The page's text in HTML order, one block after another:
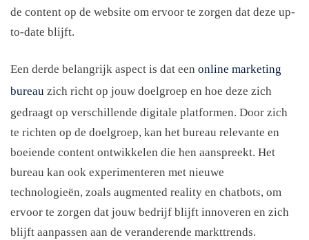
de content op de website om ervoor te zorgen dat deze up-
to-date blijft.
Een derde belangrijk aspect is dat een online marketing
bureau zich richt op jouw doelgroep en hoe deze zich
gedraagt op verschillende digitale platformen. Door zich
te richten op de doelgroep, kan het bureau relevante en
boeiende content ontwikkelen die hen aanspreekt. Het
bureau kan ook experimenteren met nieuwe
technologieën, zoals augmented reality en chatbots, om
ervoor te zorgen dat jouw bedrijf blijft innoveren en zich
blijft aanpassen aan de veranderende markttrends.